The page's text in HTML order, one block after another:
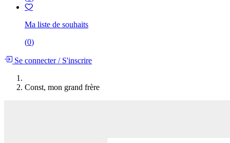
Ma liste de souhaits
(0)
Se connecter/S'inscrire
Const, mon grand frère